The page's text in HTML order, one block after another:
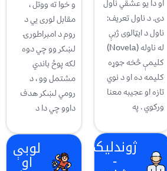
او دا یو عشقي ناول
دی. د ناول تعریف:
ناول د ایټالوی ژبې
له ناوله (Novela)
کلیمې څخه جوړه
کلیمه ده او د نوي
تازه او عجیبه معنا
ورکوي . په
ژوندلیک
-
و خوا ته ووتل ،
مقابل لوری يي د
روم د امبراطورۍ
لښکر وو چي دوه
لکه پوځ باندي
مشتمل وو ، د
رومي لښکر هدف
داوو چي دا د
لوبې
او